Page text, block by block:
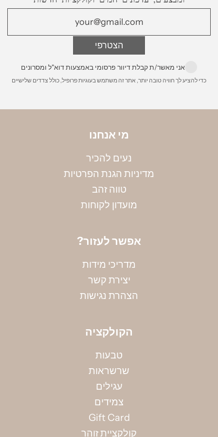
חריגים)
עד הבית מרגע שההזמנה מוכנה. עלות 200 ש״ח
לינק לפירוט מלא:משלוחים
הניחי את הטבעת על גבי סרגל, כאשר מרכז הטבעת
במילימטרים. שימי לב, חשוב למדוד את הקוטר
הפנימי. את הקוטר שמדדת תוכלי להמיר למידה
מדידת קוטר צמיד
בס"מ, תוכלי להשתמש גם בסרט מדידה.
הצטרפי
אני מאשר/ת קבלת דיוור פרסומי באמצעות דוא"ל ומסרונים
כדי להציע לך חוויה טובה יותר, אתר זה משתמש בעוגיות פרופיל, כולל צדדים שלישיים
מי אנחנו
נעים להכיר
מדיניות הגנת הפרטיות
טווה זהב
מועדון לקוחות
?אפשר לעזור
מדריכי מידות
יצירת קשר
הצהרת נגישות
הקולקציה
טבעות
שרשראות
עגילים
צמידים
Gift Card
קולקציית זוהר